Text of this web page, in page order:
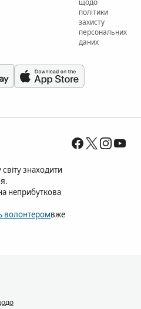
щодо
політики
захисту
персональних
даних
знаходити
неприбуткова
волонтеромвже